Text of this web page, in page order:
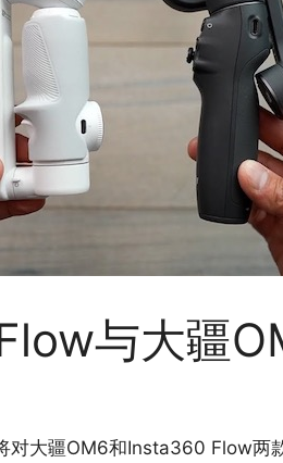
与大疆
对大疆OM6和Insta360 Flow两